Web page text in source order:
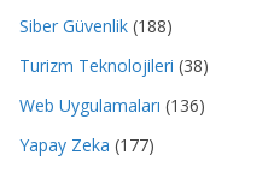
Siber Güvenlik (188)
Turizm Teknolojileri (38)
Web Uygulamaları (136)
Yapay Zeka (177)